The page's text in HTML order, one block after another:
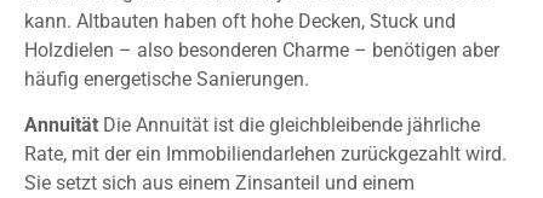
kann. Altbauten haben oft hohe Decken, Stuck und
Holzdielen – also besonderen Charme – benötigen aber
häufig energetische Sanierungen.
Annuität Die Annuität ist die gleichbleibende jährliche
Rate, mit der ein Immobiliendarlehen zurückgezahlt wird.
Sie setzt sich aus einem Zinsanteil und einem